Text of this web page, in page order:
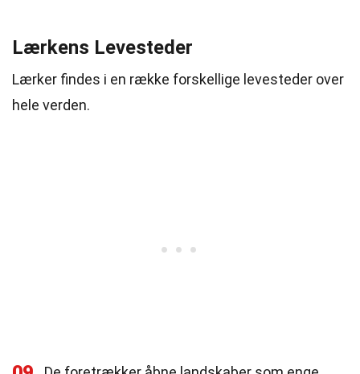
Lærkens Levesteder
Lærker findes i en række forskellige levesteder over
hele verden.